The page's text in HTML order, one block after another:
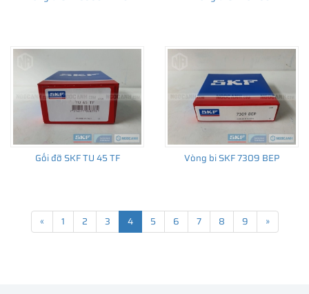
Gối đỡ SKF TU 45 TF Vòng bi SKF 7309 BEP
« 1 2 3 4 5 6 7 8 9 »